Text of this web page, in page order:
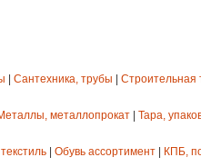
Сантехника, трубы Строительная
металлопрокат Тара,
Обувь ассортимент КПБ,